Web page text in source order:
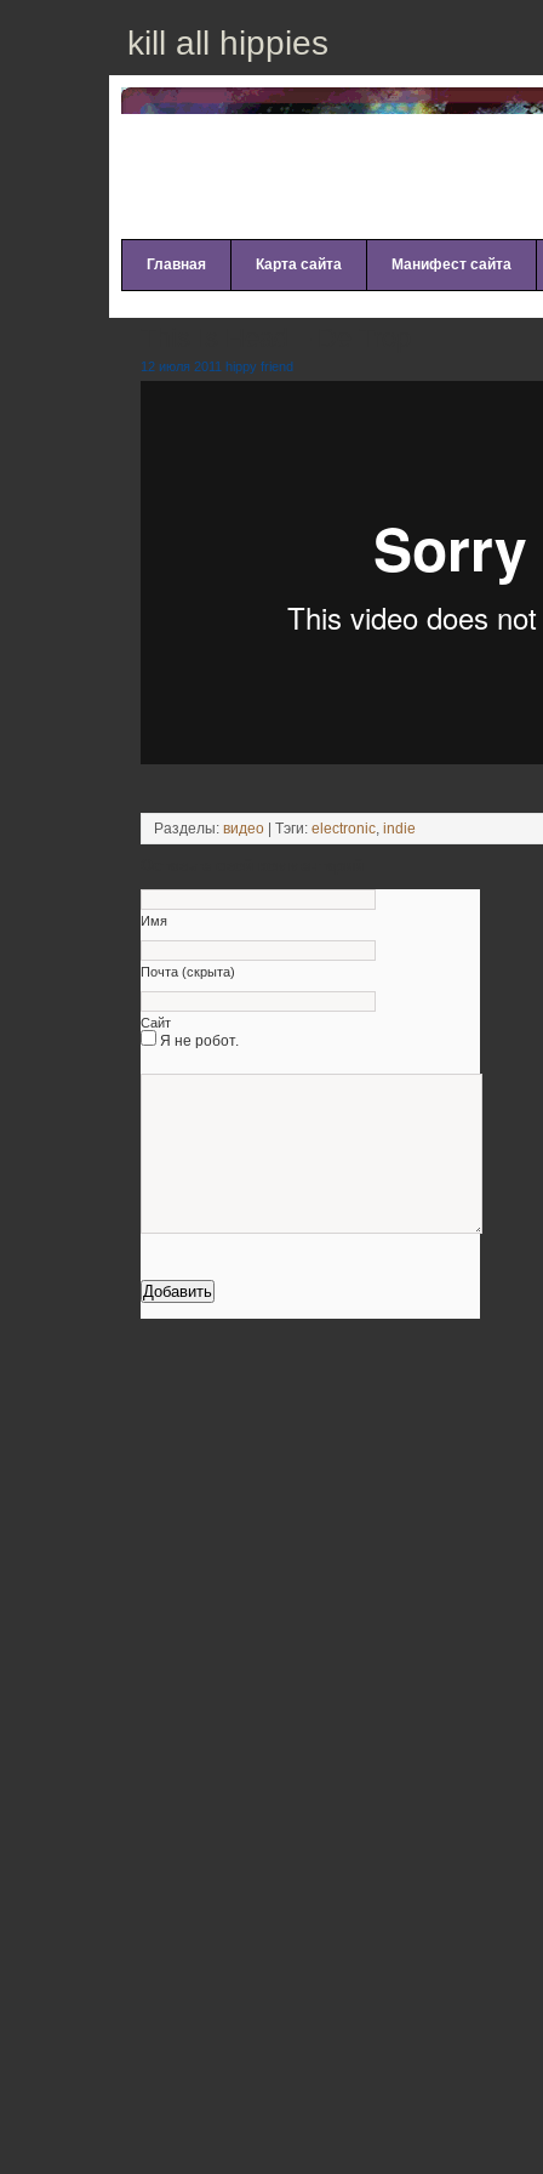
kill all hippies
Главная Карта сайта Манифест сайта
12 июля 2011 hippy friend
Разделы: видео | Тэги: electronic, indie
Имя
Почта (скрыта)
Сайт
Я не робот.